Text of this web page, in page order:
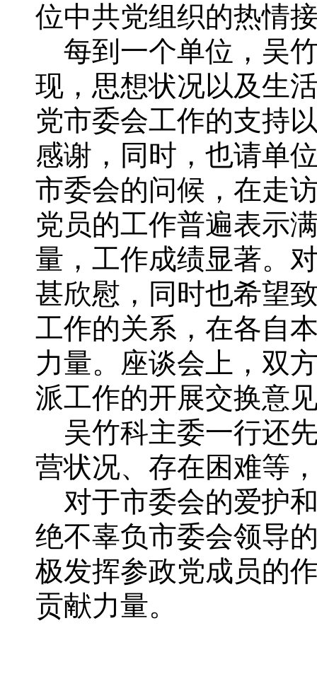
位中共党组织的热情
每到一个单位，吴
现，思想状况以及生
党市委会工作的支持
感谢，同时，也请单
市委会的问候，在走
党员的工作普遍表示
量，工作成绩显著。
甚欣慰，同时也希望
工作的关系，在各自
力量。座谈会上，双
派工作的开展交换意
吴竹科主委一行还
营状况、存在困难等
对于市委会的爱护
绝不辜负市委会领导
极发挥参政党成员的
贡献力量。